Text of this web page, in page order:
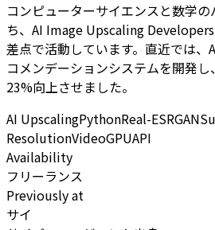
コンピューターサイエンスと数学
ち、AI Image Upscaling
差点で活動しています。直近では
コメンデーションシステムを開発
23%向上させました。
AI UpscalingPythonReal-ESRGAN
ResolutionVideoGPUAPI
Availability
フリーランス
Previously at
サイ